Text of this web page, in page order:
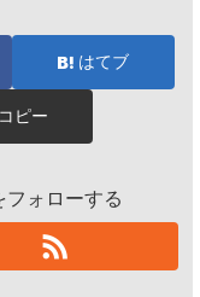
はてブ
コピー
ォローする